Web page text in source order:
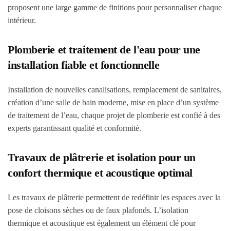
proposent une large gamme de finitions pour personnaliser chaque
intérieur.
Plomberie et traitement de l'eau pour une
installation fiable et fonctionnelle
Installation de nouvelles canalisations, remplacement de sanitaires,
création d’une salle de bain moderne, mise en place d’un système
de traitement de l’eau, chaque projet de plomberie est confié à des
experts garantissant qualité et conformité.
Travaux de plâtrerie et isolation pour un
confort thermique et acoustique optimal
Les travaux de plâtrerie permettent de redéfinir les espaces avec la
pose de cloisons sèches ou de faux plafonds. L’isolation
thermique et acoustique est également un élément clé pour